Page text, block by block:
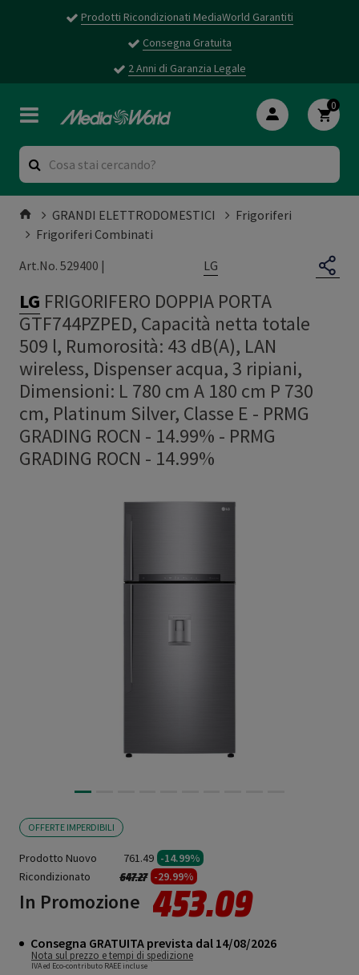
Prodotti Ricondizionati MediaWorld Garantiti
Consegna Gratuita
2 Anni di Garanzia Legale
0
GRANDI ELETTRODOMESTICI
Frigoriferi
Frigoriferi Combinati
Art.No. 529400 |
LG
LG FRIGORIFERO DOPPIA PORTA
GTF744PZPED, Capacità netta totale
509 l, Rumorosità: 43 dB(A), LAN
wireless, Dispenser acqua, 3 ripiani,
Dimensioni: L 780 cm A 180 cm P 730
cm, Platinum Silver, Classe E - PRMG
GRADING ROCN - 14.99% - PRMG
GRADING ROCN - 14.99%
OFFERTE IMPERDIBILI
Prodotto Nuovo 761.49 -14.99%
Ricondizionato
Prezzo ridotto da
647.27a -29.99%
In Promozione 453.09
Consegna GRATUITA prevista dal 14/08/2026
Nota sul prezzo e tempi di spedizione
IVA ed Eco-contributo RAEE incluse